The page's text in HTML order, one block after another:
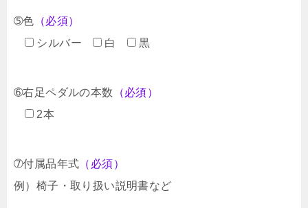
➄色 （必須）
シルバー
白 黒
➅右足ペダルの本数 （必須）
2本
➆付属品年式 （必須）
例）椅子・取り扱い説明書など